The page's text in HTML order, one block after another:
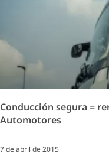
Conducción segura =
Automotores
7 de abril de 2015